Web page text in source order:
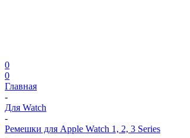
0
0
Главная
-
Для Watch
-
Ремешки для Apple Watch 1, 2, 3 Series